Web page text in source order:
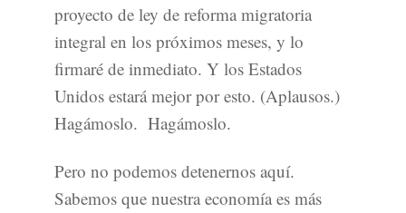
proyecto de ley de reforma migratoria
integral en los próximos meses, y lo
firmaré de inmediato. Y los Estados
Unidos estará mejor por esto. (Aplausos.)
Hagámoslo. Hagámoslo.
Pero no podemos detenernos aquí.
Sabemos que nuestra economía es más